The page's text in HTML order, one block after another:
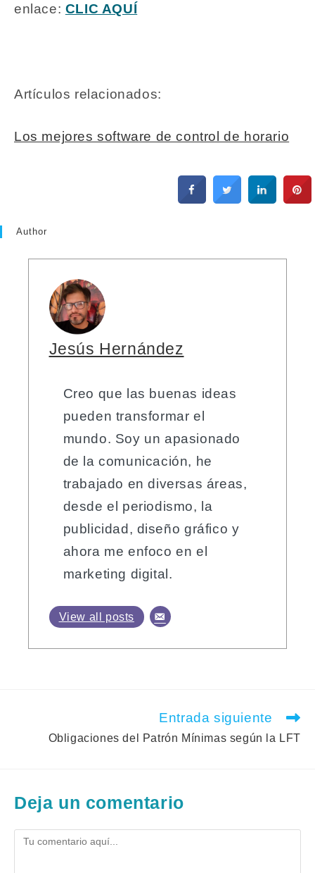
enlace: CLIC AQUÍ
Artículos relacionados:
Los mejores software de control de horario
Author
Jesús Hernández
Creo que las buenas ideas
pueden transformar el
mundo. Soy un apasionado
de la comunicación, he
trabajado en diversas áreas,
desde el periodismo, la
publicidad, diseño gráfico y
ahora me enfoco en el
marketing digital.
View all posts
artículos
Entrada siguiente
Obligaciones del Patrón Mínimas según la LFT
Deja un comentario
Comentario